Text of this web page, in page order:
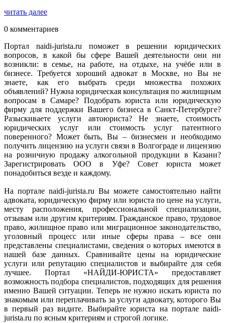
читать далее
0 комментариев
Портал naidi-jurista.ru поможет в решении юридических
вопросов, в какой бы сфере Вашей деятельности они ни
возникли: в семье, на работе, на отдыхе, на учёбе или в
бизнесе. Требуется хороший адвокат в Москве, но Вы не
знаете, как его выбрать среди множества похожих
объявлений? Нужна юридическая консультация по жилищным
вопросам в Самаре? Подобрать юриста или юридическую
фирму для поддержки Вашего бизнеса в Санкт-Петербурге?
Разыскиваете услуги автоюриста? Не знаете, стоимость
юридических услуг или стоимость услуг патентного
поверенного? Может быть, Вы – бизнесмен и необходимо
получить лицензию на услуги связи в Волгограде и лицензию
на розничную продажу алкогольной продукции в Казани?
Зарегистрировать ООО в Уфе? Совет юриста может
понадобиться везде и каждому.
На портале naidi-jurista.ru Вы можете самостоятельно найти
адвоката, юридическую фирму или юриста по цене на услуги,
месту расположения, профессиональной специализации,
отзывам или другим критериям. Гражданское право, трудовое
право, жилищное право или миграционное законодательство,
уголовный процесс или иные сферы права – все они
представлены специалистами, сведения о которых имеются в
нашей базе данных. Сравнивайте цены на юридические
услуги или репутацию специалистов и выбирайте для себя
лучшее. Портал «НАЙДИ-ЮРИСТА» предоставляет
возможность подбора специалистов, подходящих для решения
именно Вашей ситуации. Теперь не нужно искать юриста по
знакомым или переплачивать за услуги адвокату, которого Вы
в первый раз видите. Выбирайте юриста на портале naidi-
jurista.ru по ясным критериям и строгой логике.